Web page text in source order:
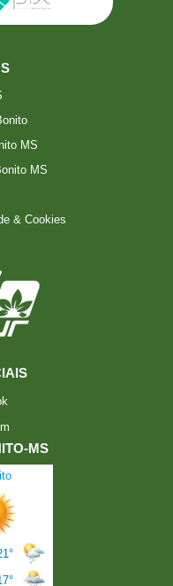
MS
MS
& Cookies
MS